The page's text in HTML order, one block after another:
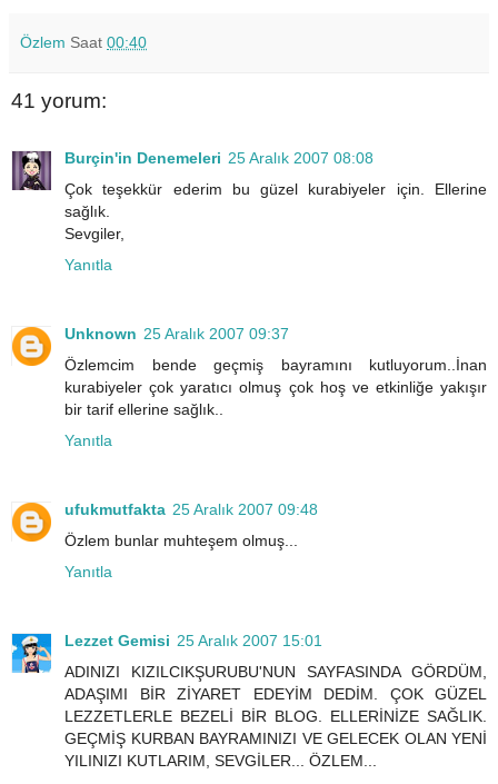
Özlem Saat 00:40
41 yorum:
Burçin'in Denemeleri 25 Aralık 2007 08:08
Çok teşekkür ederim bu güzel kurabiyeler için. Ellerine
sağlık.
Sevgiler,
Yanıtla
Unknown 25 Aralık 2007 09:37
Özlemcim bende geçmiş bayramını kutluyorum..İnan
kurabiyeler çok yaratıcı olmuş çok hoş ve etkinliğe yakışır
bir tarif ellerine sağlık..
Yanıtla
ufukmutfakta 25 Aralık 2007 09:48
Özlem bunlar muhteşem olmuş...
Yanıtla
Lezzet Gemisi 25 Aralık 2007 15:01
ADINIZI KIZILCIKŞURUBU'NUN SAYFASINDA GÖRDÜM,
ADAŞIMI BİR ZİYARET EDEYİM DEDİM. ÇOK GÜZEL
LEZZETLERLE BEZELİ BİR BLOG. ELLERİNİZE SAĞLIK.
GEÇMİŞ KURBAN BAYRAMINIZI VE GELECEK OLAN YENİ
YILINIZI KUTLARIM, SEVGİLER... ÖZLEM...